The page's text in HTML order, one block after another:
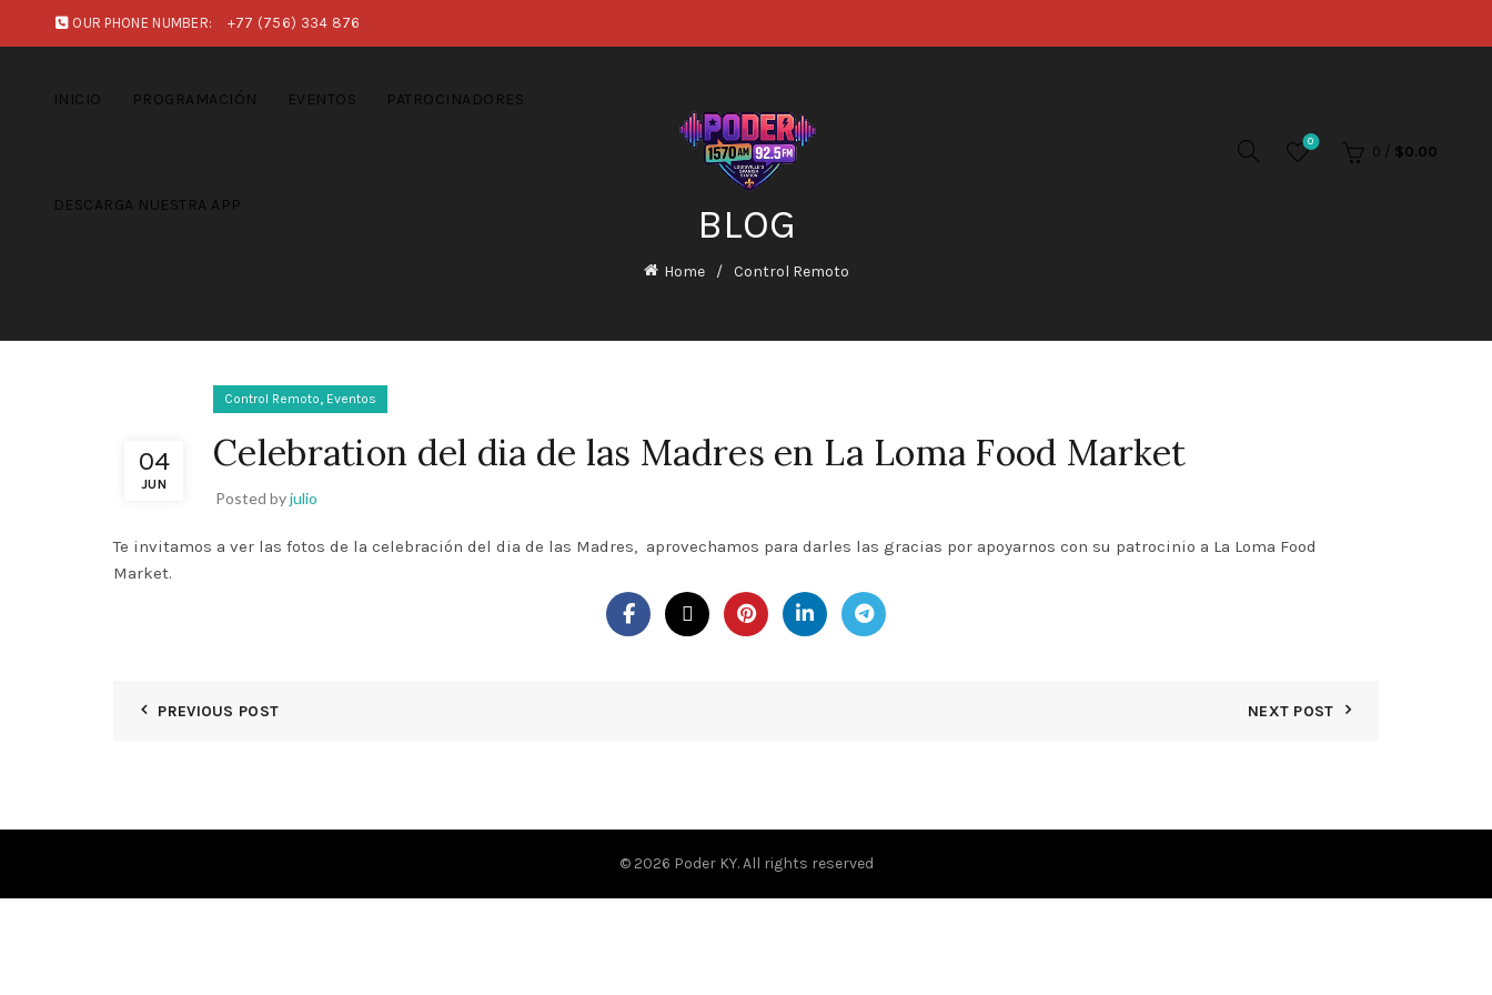
OUR PHONE NUMBER: +77 (756) 334 876
INICIO PROGRAMACIÓN EVENTOS PATROCINADORES
DESCARGA NUESTRA APP
0
0 / $0.00
BLOG
Home Control Remoto
04
JUN
Control Remoto, Eventos
Celebration del dia de las Madres en La Loma Food Market
Posted byjulio
Te invitamos a ver las fotos de la celebración del dia de las Madres, aprovechamos para darles las gracias por apoyarnos con su patrocinio a La Loma Food
Market.
PREVIOUS POST NEXT POST
© 2026 Poder KY. All rights reserved